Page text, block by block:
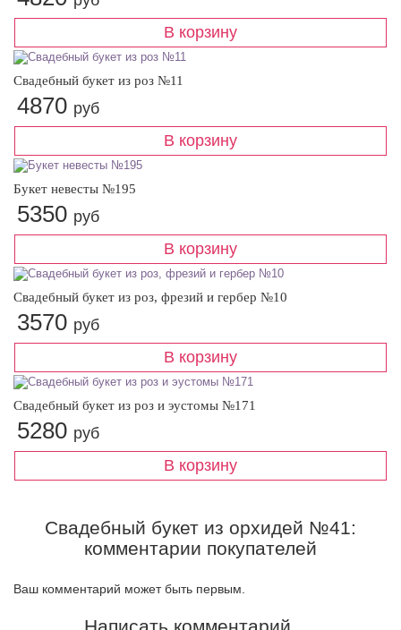
Свадебный букет из роз №11
4870 руб
Букет невесты №195
5350 руб
Свадебный букет из роз, фрезий и гербер №10
3570 руб
Свадебный букет из роз и эустомы №171
5280 руб
Свадебный букет из орхидей №41:
комментарии покупателей
Ваш комментарий может быть первым.